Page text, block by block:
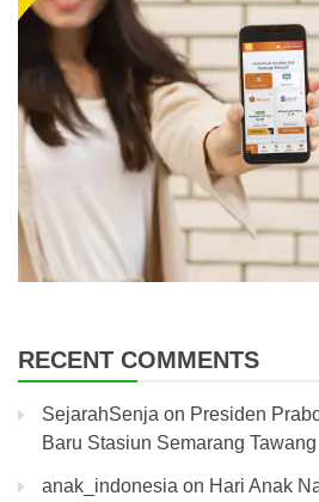
RECENT COMMENTS
SejarahSenja on Presiden
Baru Stasiun Semarang Tawang
anak_indonesia on Hari Anak